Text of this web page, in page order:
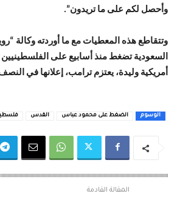
وأحصل لكم على ما تريدون”.
وتتقاطع هذه المعطيات مع ما أوردته وكالة
السعودية تضغط منذ أسابيع على الفلسطينيين
أمريكية وليدة، يعتزم ترامب، إعلانها في النصف
الوسوم الضغط على محمود عباس القدس
المقالة القادمة